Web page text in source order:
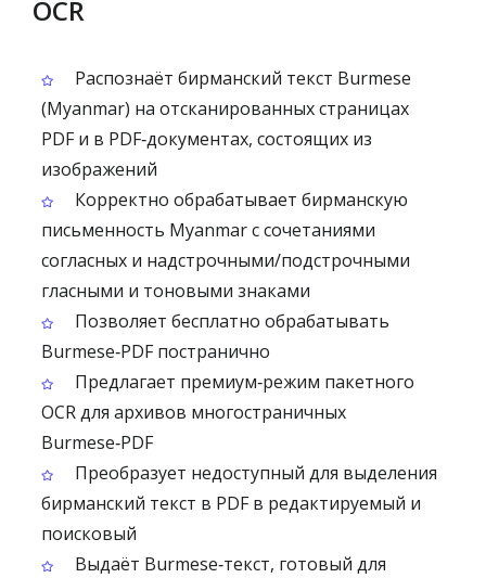
OCR
Распознаёт бирманский текст Burmese
(Myanmar) на отсканированных страницах
PDF и в PDF‑документах, состоящих из
изображений
Корректно обрабатывает бирманскую
письменность Myanmar с сочетаниями
согласных и надстрочными/подстрочными
гласными и тоновыми знаками
Позволяет бесплатно обрабатывать
Burmese‑PDF постранично
Предлагает премиум‑режим пакетного
OCR для архивов многостраничных
Burmese‑PDF
Преобразует недоступный для выделения
бирманский текст в PDF в редактируемый и
поисковый
Выдаёт Burmese‑текст, готовый для